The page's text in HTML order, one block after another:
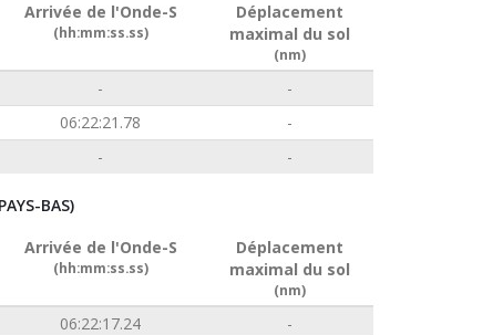
Arrivée de l'Onde-S
(hh:mm:ss.ss)
Déplacement
maximal du sol
(nm)
-
-
06:22:21.78
-
- -
BAS)
Arrivée de l'Onde-S
(hh:mm:ss.ss)
Déplacement
maximal du sol
(nm)
06:22:17.24
-